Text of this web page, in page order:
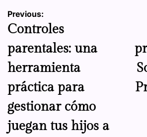
Navegación
de
entradas
Previous:
Controles
parentales: una
herramienta
práctica para
gestionar cómo
juegan tus hijos a